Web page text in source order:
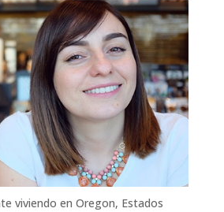
viviendo en Oregon, Estados